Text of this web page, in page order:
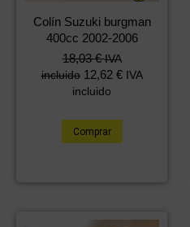
Colín Suzuki burgman
400cc 2002-2006
18,03€ IVA
incluido 12,62 € IVA
incluido
Comprar